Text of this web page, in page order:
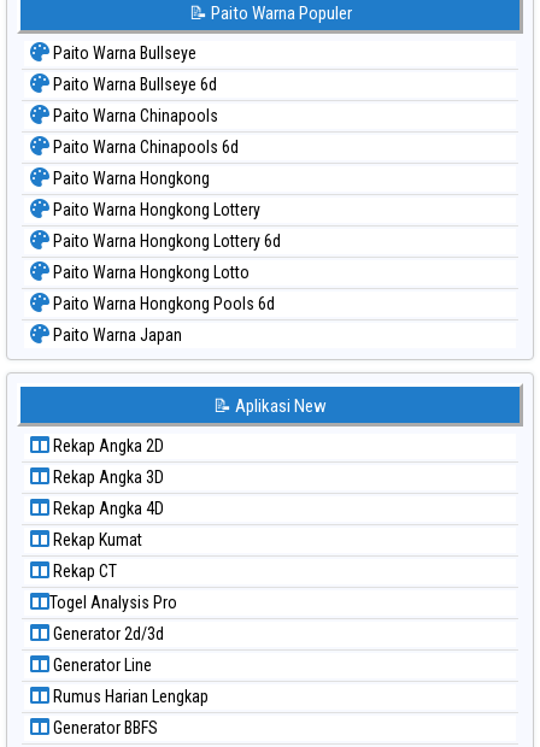
📝 Paito Warna Populer
Paito Warna Bullseye
Paito Warna Bullseye 6d
Paito Warna Chinapools
Paito Warna Chinapools 6d
Paito Warna Hongkong
Paito Warna Hongkong Lottery
Paito Warna Hongkong Lottery 6d
Paito Warna Hongkong Lotto
Paito Warna Hongkong Pools 6d
Paito Warna Japan
Paito Warna Japan 6d
Paito Warna Kuda Lari
Paito Warna Magnum Cambodia
Paito Warna Nagoya
Paito Warna New York Midday
Paito Warna North Carolina Day
Paito Warna Pcso
Paito Warna Pennsylvania Day
Paito Warna Sao Paulo
Paito Warna Singapore
Paito Warna Sydney
Paito Warna Sydney Lottery
📝 Aplikasi New
Rekap Angka 2D
Rekap Angka 3D
Rekap Angka 4D
Rekap Kumat
Rekap CT
Togel Analysis Pro
Generator 2d/3d
Generator Line
Rumus Harian Lengkap
Generator BBFS